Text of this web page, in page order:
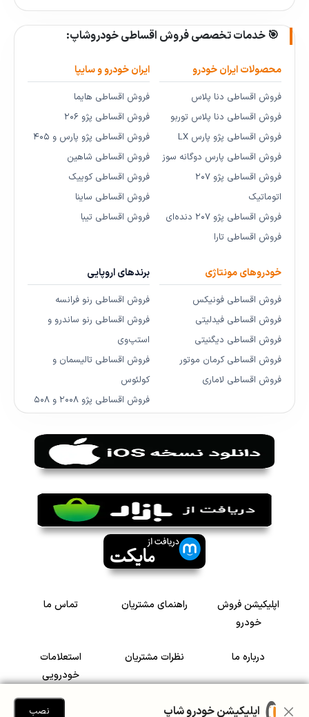
🎯 خدمات تخصصی فروش اقساطی خودروشاپ:
محصولات ایران خودرو
فروش اقساطی دنا پلاس
فروش اقساطی دنا پلاس توربو
فروش اقساطی پژو پارس LX
فروش اقساطی پارس دوگانه سوز
فروش اقساطی پژو ۲۰۷
اتوماتیک
فروش اقساطی پژو ۲۰۷ دنده‌ای
فروش اقساطی تارا
ایران خودرو و سایپا
فروش اقساطی هایما
فروش اقساطی پژو ۲۰۶
فروش اقساطی پژو پارس و ۴۰۵
فروش اقساطی شاهین
فروش اقساطی کوییک
فروش اقساطی ساینا
فروش اقساطی تیبا
خودروهای مونتاژی
فروش اقساطی فونیکس
فروش اقساطی فیدلیتی
فروش اقساطی دیگنیتی
فروش اقساطی کرمان موتور
فروش اقساطی لاماری
برندهای اروپایی
فروش اقساطی رنو فرانسه
فروش اقساطی رنو ساندرو و
استپ‌وی
فروش اقساطی تالیسمان و
کولئوس
فروش اقساطی پژو ۲۰۰۸ و ۵۰۸
اپلیکیشن فروش
خودرو
راهنمای مشتریان تماس ما
درباره ما نظرات مشتریان
استعلامات
خودرویی
سرمایه گذاری در رضایت مشتریاناپلیکیشن خودرو شاپ نصب